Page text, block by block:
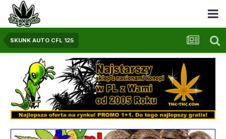
SKUNK AUTO CFL 125